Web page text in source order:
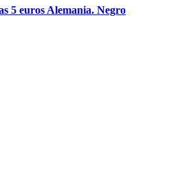
5 euros Alemania. Negro